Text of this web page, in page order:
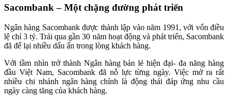
Sacombank – Một chặng đường phát triển
Ngân hàng Sacombank được thành lập vào năm 1991, với vốn điều
lệ chỉ 3 tỷ. Trải qua gần 30 năm hoạt động và phát triển, Sacombank
đã để lại nhiều dấu ấn trong lòng khách hàng.
Với tầm nhìn trở thành Ngân hàng bán lẻ hiện đại- đa năng hàng
đầu Việt Nam, Sacombank đã nỗ lực từng ngày. Việc mở ra rất
nhiều chi nhánh ngân hàng chính là động thái đáp ứng nhu cầu
ngày càng tăng của khách hàng.